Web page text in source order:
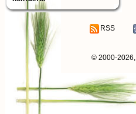
RSS
© 2000-2026,